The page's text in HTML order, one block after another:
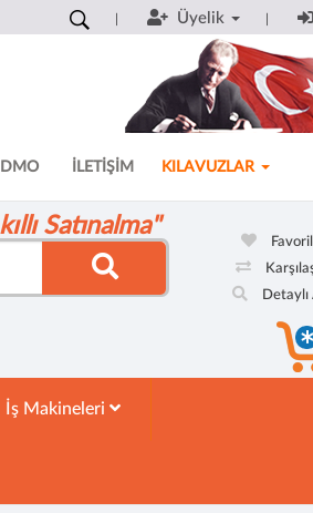
Üyelik
İLETİŞİM KILAVUZLAR
Satınalma"
İş Makineleri